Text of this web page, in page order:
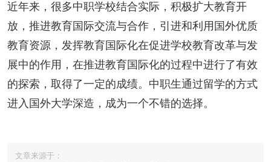
近年来，很多中职学校结合实际，积极扩大教育开
放，推进教育国际交流与合作，引进和利用国外优质
教育资源，发挥教育国际化在促进学校教育改革与发
展中的作用，在推进教育国际化的过程中进行了有效
的探索，取得了一定的成绩。中职生通过留学的方式
进入国外大学深造，成为一个不错的选择。
文章来源于：